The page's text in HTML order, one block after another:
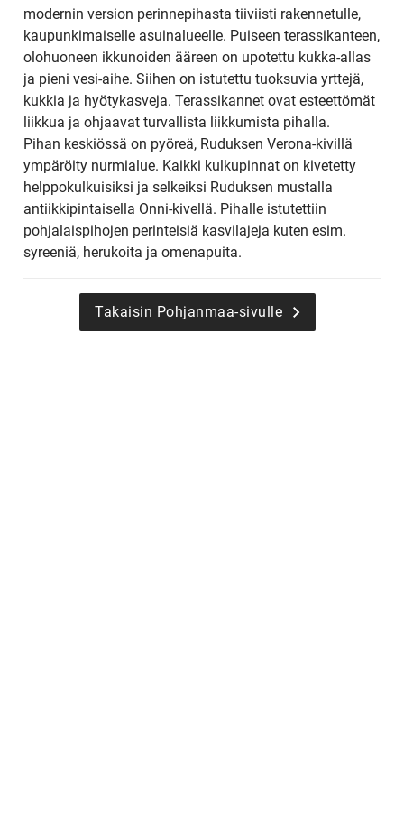
modernin version perinnepihasta tiiviisti rakennetulle,
kaupunkimaiselle asuinalueelle. Puiseen terassikanteen,
olohuoneen ikkunoiden ääreen on upotettu kukka-allas
ja pieni vesi-aihe. Siihen on istutettu tuoksuvia yrttejä,
kukkia ja hyötykasveja. Terassikannet ovat esteettömät
liikkua ja ohjaavat turvallista liikkumista pihalla.
Pihan keskiössä on pyöreä, Ruduksen Verona-kivillä
ympäröity nurmialue. Kaikki kulkupinnat on kivetetty
helppokulkuisiksi ja selkeiksi Ruduksen mustalla
antiikkipintaisella Onni-kivellä. Pihalle istutettiin
pohjalaispihojen perinteisiä kasvilajeja kuten esim.
syreeniä, herukoita ja omenapuita.
Takaisin Pohjanmaa-sivulle